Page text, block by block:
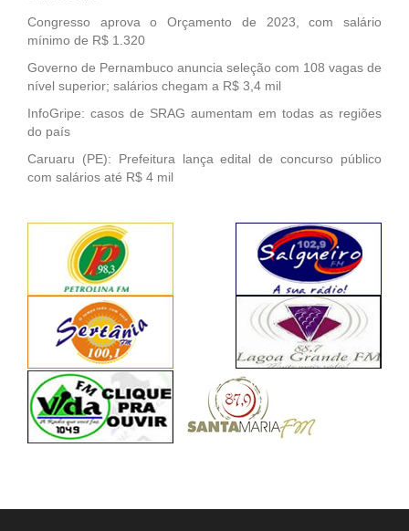
Congresso aprova o Orçamento de 2023, com salário
mínimo de R$ 1.320
Governo de Pernambuco anuncia seleção com 108 vagas de
nível superior; salários chegam a R$ 3,4 mil
InfoGripe: casos de SRAG aumentam em todas as regiões
do país
Caruaru (PE): Prefeitura lança edital de concurso público
com salários até R$ 4 mil